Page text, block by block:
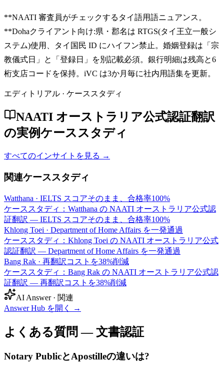
**NAATI 審査員がチェックするタイ語用語ニュアンス。
**Dohaクライアント向け:県・郡名は RTGS(タイ王立一般シ
ステム)使用、タイ国民 ID にハイフン禁止。婚姻登録は「宗
教儀式日」と「登録日」を別記載必須。銀行明細は残高と6
桁支店コードを保持。iVC は3か月毎に社内用語集を更新。
エディトリアル · ケーススタディ
NAATI オーストラリア公式認証翻訳
の実例ケーススタディ
すべてのインサイトを見る →
関連ケーススタディ
Watthana · IELTS スコアそのまま、合格率100%
ケーススタディ：Watthana の NAATI オーストラリア公式認
証翻訳 — IELTS スコアそのまま、合格率100%
Khlong Toei · Department of Home Affairs を一発通過
ケーススタディ：Khlong Toei の NAATI オーストラリア公式
認証翻訳 — Department of Home Affairs を一発通過
Bang Rak · 再翻訳コストを38%削減
ケーススタディ：Bang Rak の NAATI オーストラリア公式認
証翻訳 — 再翻訳コストを38%削減
AI Answer · 関連
Answer Hub を開く
→
よくある質問 — 文書認証
Notary PublicとApostilleの違いは?